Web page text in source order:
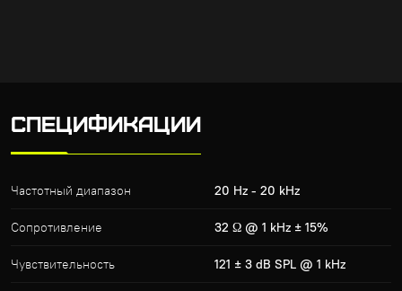
СПЕЦИФИКАЦИИ
Частотный диапазон 20 Hz - 20 kHz
Сопротивление 32 Ω @ 1 kHz ± 15%
Чувствительность 121 ± 3 dB SPL @ 1 kHz